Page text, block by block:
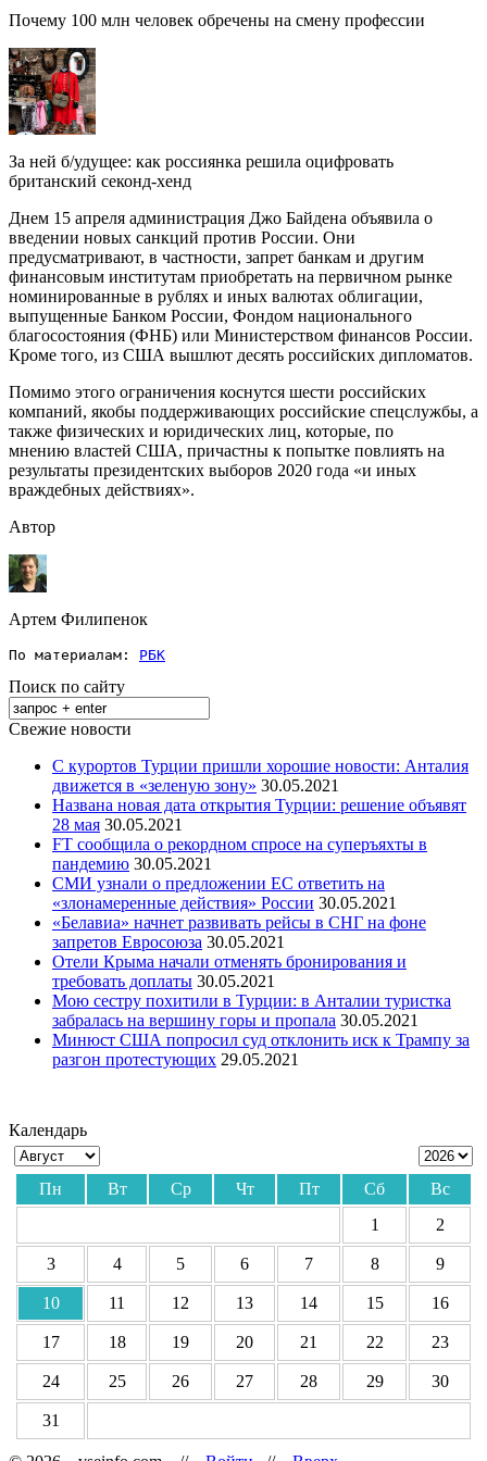
Почему 100 млн человек обречены на смену профессии
За ней б/удущее: как россиянка решила оцифровать
британский секонд-хенд
Днем 15 апреля администрация Джо Байдена объявила о
введении новых санкций против России. Они
предусматривают, в частности, запрет банкам и другим
финансовым институтам приобретать на первичном рынке
номинированные в рублях и иных валютах облигации,
выпущенные Банком России, Фондом национального
благосостояния (ФНБ) или Министерством финансов России.
Кроме того, из США вышлют десять российских дипломатов.
Помимо этого ограничения коснутся шести российских
компаний, якобы поддерживающих российские спецслужбы, а
также физических и юридических лиц, которые, по
мнению властей США, причастны к попытке повлиять на
результаты президентских выборов 2020 года «и иных
враждебных действиях».
Автор
Артем Филипенок
По материалам: РБК
Поиск по сайту
Свежие новости
С курортов Турции пришли хорошие новости: Анталия
движется в «зеленую зону» 30.05.2021
Названа новая дата открытия Турции: решение объявят
28 мая 30.05.2021
FT сообщила о рекордном спросе на суперъяхты в
пандемию 30.05.2021
СМИ узнали о предложении ЕС ответить на
«злонамеренные действия» России 30.05.2021
«Белавиа» начнет развивать рейсы в СНГ на фоне
запретов Евросоюза 30.05.2021
Отели Крыма начали отменять бронирования и
требовать доплаты 30.05.2021
Мою сестру похитили в Турции: в Анталии туристка
забралась на вершину горы и пропала 30.05.2021
Минюст США попросил суд отклонить иск к Трампу за
разгон протестующих 29.05.2021
Календарь
Пн Вт Ср Чт Пт Сб
Вс
1
2
3 4 5 6 7 8 9
10 11 12 13 14 15 16
17 18 19 20 21 22 23
24 25 26 27 28 29 30
31